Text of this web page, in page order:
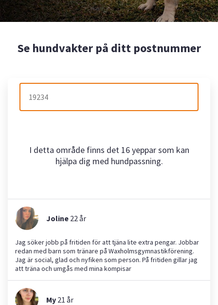
Se hundvakter på ditt postnummer
I detta område finns det 16 yeppar som kan
hjälpa dig med hundpassning.
Joline 22år
Jag söker jobb på fritiden för att tjäna lite extra pengar. Jobbar
redan med barn som tränare på Waxholmsgymnastikförening.
Jag är social, glad och nyfiken som person. På fritiden gillar jag
att träna och umgås med mina kompisar
My 21 år